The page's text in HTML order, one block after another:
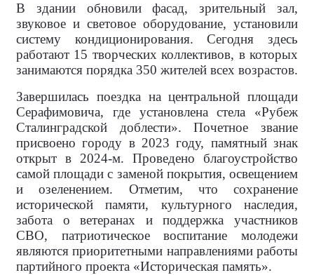
В здании обновили фасад, зрительный зал,
звуковое и световое оборудование, установили
систему кондиционирования. Сегодня здесь
работают 15 творческих коллективов, в которых
занимаются порядка 350 жителей всех возрастов.
Завершилась поездка на центральной площади
Серафимовича, где установлена стела «Рубеж
Сталинградской доблести». Почетное звание
присвоено городу в 2023 году, памятный знак
открыт в 2024-м. Проведено благоустройство
самой площади с заменой покрытия, освещением
и озеленением. Отметим, что сохранение
исторической памяти, культурного наследия,
забота о ветеранах и поддержка участников
СВО, патриотическое воспитание молодежи
являются приоритетными направлениями работы
партийного проекта «Историческая память».